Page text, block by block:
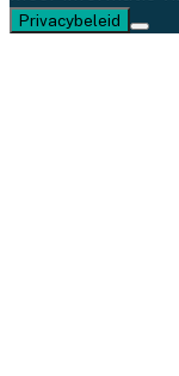
Privacybeleid